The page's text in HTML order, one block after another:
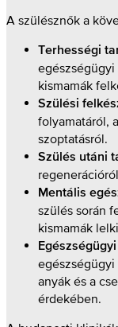
A szülésznők a
Terhességi
egészségügyi
kismamák
Szülési
folyamatáról,
szoptatásról.
Szülés utáni
Mentális
szülés során
kismamák
anyák és a
érdekében.